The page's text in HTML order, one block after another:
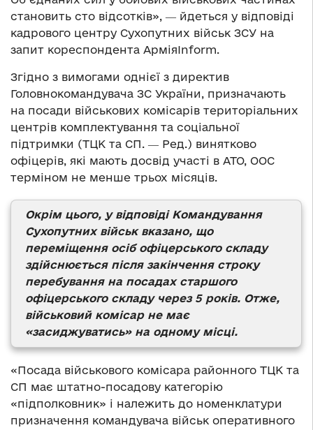
становить сто відсотків», ― йдеться у відповіді
кадрового центру Сухопутних військ ЗСУ на
запит кореспондента АрміяInform.
Згідно з вимогами однієї з директив
Головнокомандувача ЗС України, призначають
на посади військових комісарів територіальних
центрів комплектування та соціальної
підтримки (ТЦК та СП. ― Ред.) винятково
офіцерів, які мають досвід участі в АТО, ООС
терміном не менше трьох місяців.
Окрім цього, у відповіді Командування
Сухопутних військ вказано, що
переміщення осіб офіцерського складу
здійснюється після закінчення строку
перебування на посадах старшого
офіцерського складу через 5 років. Отже,
військовий комісар не має
«засиджуватись» на одному місці.
«Посада військового комісара районного ТЦК та
СП має штатно-посадову категорію
«підполковник» і належить до номенклатури
призначення командувача військ оперативного